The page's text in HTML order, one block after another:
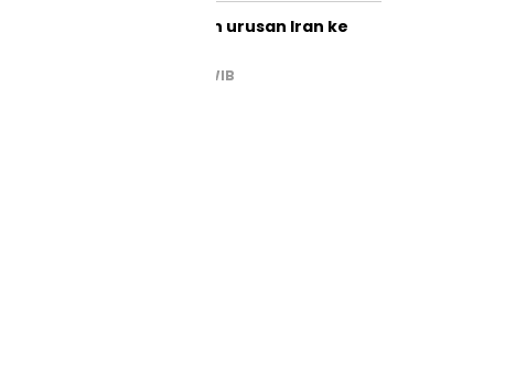
PM Israel serahkan urusan Iran ke
Juli 31, 2026 | 02:47 WIB